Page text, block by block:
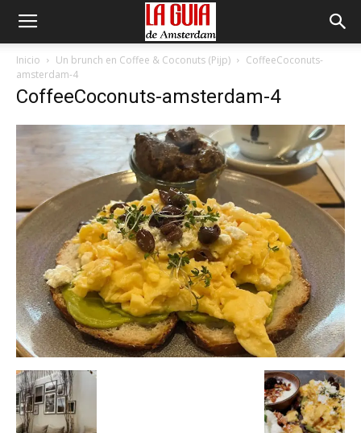
Inicio Un brunch en Coffee & Coconuts (Pijp)
CoffeeCoconuts-
amsterdam-4
CoffeeCoconuts-amsterdam-4